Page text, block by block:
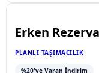
Erken
PLANLI TAŞIMACILIK
%20'ye Varan İndirim